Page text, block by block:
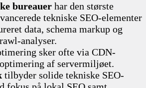
bureauer har den største
tekniske SEO-elementer
data, schema markup og
analyser.
sker ofte via CDN-
af servermiljøet.
tilbyder solide tekniske SEO-